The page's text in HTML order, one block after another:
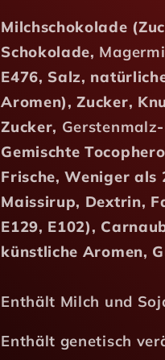
Milchschokolade
Schokolade,
E476, Salz,
Aromen), Zucker,
Zucker, Gerstenmalz
Gemischte
Frische, Weniger als
Maissirup, Dextrin,
E129, E102),
künstliche Aromen,
Enthält Milch und
Enthält genetisch